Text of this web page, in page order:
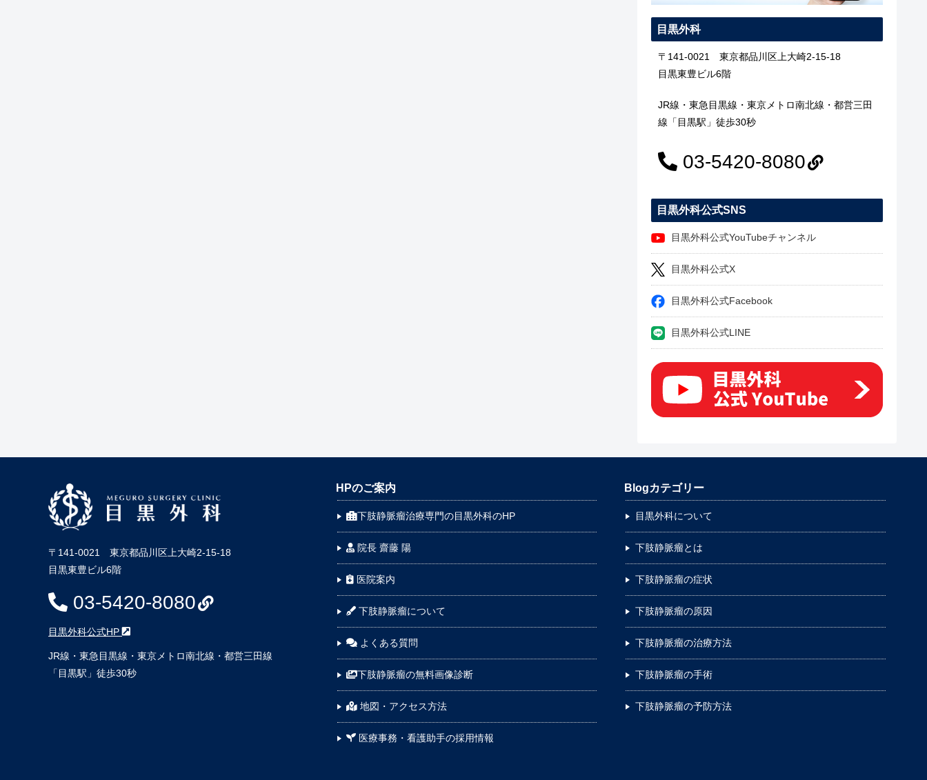
目黒外科
〒141-0021 東京都品川区上大崎2-15-18
目黒東豊ビル6階
JR線・東急目黒線・東京メトロ南北線・都営三田
線「目黒駅」徒歩30秒
03-5420-8080
目黒外科公式SNS
目黒外科公式YouTubeチャンネル
目黒外科公式X
目黒外科公式Facebook
目黒外科公式LINE
〒141-0021 東京都品川区上大崎2-15-18
目黒東豊ビル6階
03-5420-8080
目黒外科公式HP
JR線・東急目黒線・東京メトロ南北線・都営三田線
「目黒駅」徒歩30秒
HPのご案内
下肢静脈瘤治療専門の目黒外科のHP
院長 齋藤 陽
医院案内
下肢静脈瘤について
よくある質問
下肢静脈瘤の無料画像診断
地図・アクセス方法
医療事務・看護助手の採用情報
Blogカテゴリー
目黒外科について
下肢静脈瘤とは
下肢静脈瘤の症状
下肢静脈瘤の原因
下肢静脈瘤の治療方法
下肢静脈瘤の手術
下肢静脈瘤の予防方法